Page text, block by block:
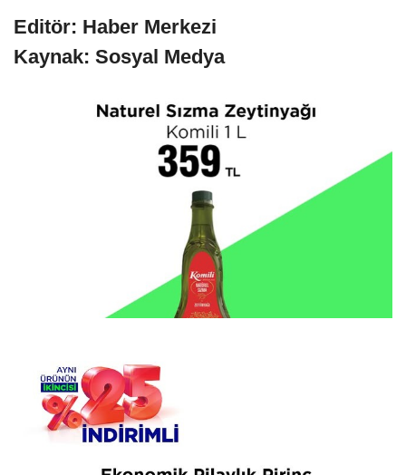
Editör: Haber Merkezi
Kaynak: Sosyal Medya